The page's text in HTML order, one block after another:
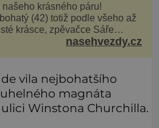
krásného páru!
(42) totiž podle všeho až
krásce, zpěvačce Sáře
byla hostem v pořadu
nasehvezdy.cz
vila nejbohatšího
magnáta
Winstona Churchilla.